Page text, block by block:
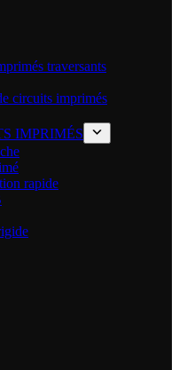
traversants
circuits imprimés
IMPRIMÉS
rapide